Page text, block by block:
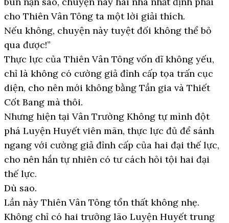
cho Thiên Vân Tông ta một lời giải thích.
Nếu không, chuyện này tuyệt đối không thể bỏ
qua được!”
Thực lực của Thiên Vân Tông vốn dĩ không yếu,
chỉ là không có cường giả đỉnh cấp tọa trấn cục
diện, cho nên mới không bằng Tần gia và Thiết
Cốt Bang mà thôi.
Nhưng hiện tại Vân Trường Không tự mình đột
phá Luyện Huyết viên mãn, thực lực đủ để sánh
ngang với cường giả đỉnh cấp của hai đại thế lực,
cho nên hắn tự nhiên có tư cách hỏi tội hai đại
thế lực.
Dù sao.
Lần này Thiên Vân Tông tổn thất không nhẹ.
Không chỉ có hai trưởng lão Luyện Huyết trung